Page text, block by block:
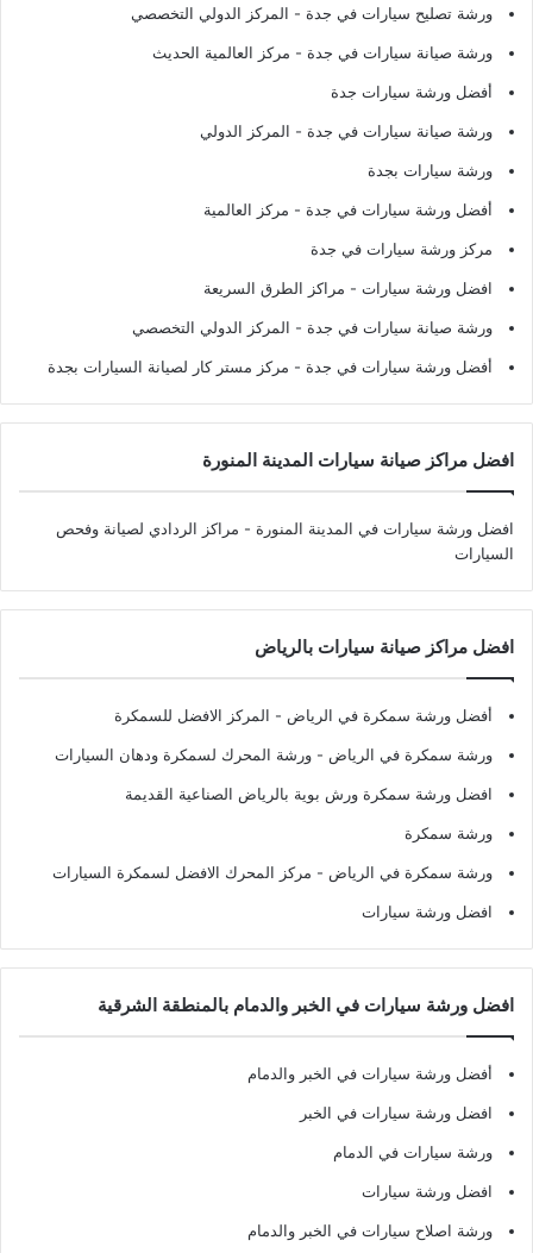
ورشة تصليح سيارات في جدة - المركز الدولي التخصصي
ورشة صيانة سيارات في جدة - مركز العالمية الحديث
أفضل ورشة سيارات جدة
ورشة صيانة سيارات في جدة - المركز الدولي
ورشة سيارات بجدة
أفضل ورشة سيارات في جدة - مركز العالمية
مركز ورشة سيارات في جدة
افضل ورشة سيارات - مراكز الطرق السريعة
ورشة صيانة سيارات في جدة - المركز الدولي التخصصي
أفضل ورشة سيارات في جدة - مركز مستر كار لصيانة السيارات بجدة
افضل مراكز صيانة سيارات المدينة المنورة
افضل ورشة سيارات في المدينة المنورة - مراكز الردادي لصيانة وفحص
السيارات
افضل مراكز صيانة سيارات بالرياض
أفضل ورشة سمكرة في الرياض - المركز الافضل للسمكرة
ورشة سمكرة في الرياض - ورشة المحرك لسمكرة ودهان السيارات
افضل ورشة سمكرة ورش بوية بالرياض الصناعية القديمة
ورشة سمكرة
ورشة سمكرة في الرياض - مركز المحرك الافضل لسمكرة السيارات
افضل ورشة سيارات
افضل ورشة سيارات في الخبر والدمام بالمنطقة الشرقية
أفضل ورشة سيارات في الخبر والدمام
افضل ورشة سيارات في الخبر
ورشة سيارات في الدمام
افضل ورشة سيارات
ورشة اصلاح سيارات في الخبر والدمام